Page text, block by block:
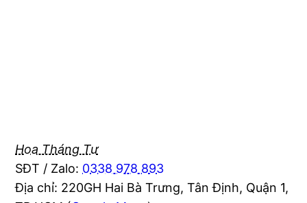
Hoa Tháng Tư
SĐT / Zalo: 0338 978 893
Địa chỉ: 220GH Hai Bà Trưng, Tân Định, Quận 1,